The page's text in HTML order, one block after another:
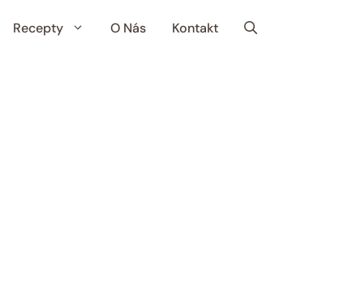
Recepty O Nás Kontakt